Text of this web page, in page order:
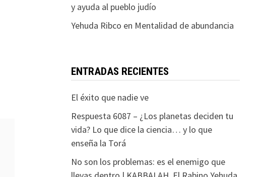
y ayuda al pueblo judío
Yehuda Ribco en Mentalidad de abundancia
ENTRADAS RECIENTES
El éxito que nadie ve
Respuesta 6087 – ¿Los planetas deciden tu
vida? Lo que dice la ciencia… y lo que
enseña la Torá
No son los problemas: es el enemigo que